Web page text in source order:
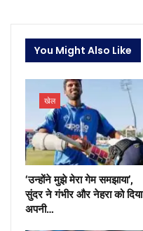
You Might Also Like
खेल
‘उन्होंने मुझे मेरा गेम समझाया’,
सुंदर ने गंभीर और नेहरा को दिया
अपनी…